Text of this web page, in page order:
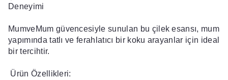
Deneyimi
MumveMum güvencesiyle sunulan bu çilek esansı, mum
yapımında tatlı ve ferahlatıcı bir koku arayanlar için ideal
bir tercihtir.
Ürün Özellikleri: